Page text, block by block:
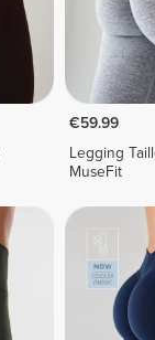
€59.99
Legging
MuseFit